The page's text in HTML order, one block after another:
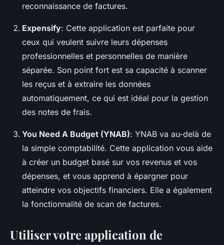
reconnaissance de factures.
Expensify: Cette application est parfaite pour
ceux qui veulent suivre leurs dépenses
professionnelles et personnelles de manière
séparée. Son point fort est sa capacité à scanner
les reçus et à extraire les données
automatiquement, ce qui est idéal pour la gestion
des notes de frais.
You Need A Budget (YNAB): YNAB va au-delà de
la simple comptabilité. Cette application vous aide
à créer un budget basé sur vos revenus et vos
dépenses, et vous apprend à épargner pour
atteindre vos objectifs financiers. Elle a également
la fonctionnalité de scan de factures.
Utiliser votre application de